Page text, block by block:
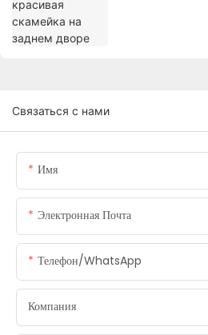
Связаться с нами
Имя
Электронная Почта
Телефон/WhatsApp
Компания